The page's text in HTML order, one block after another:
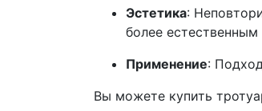
Эстетика:
более
Применение:
Вы можете купить